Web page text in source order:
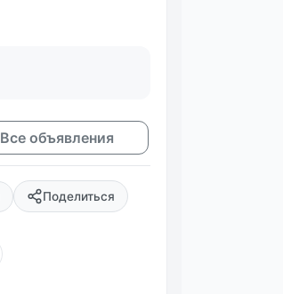
Все объявления
Поделиться